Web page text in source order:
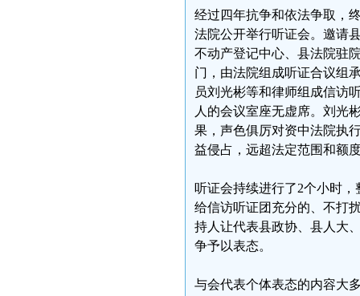
经过四年抗争和依法争取，
法院公开举行听证会。邀请
不动产登记中心、县法院驻
门，由法院组成听证合议组
员刘光彬等和律师组成信访
人的会议室座无虚席。刘光
果，声色俱厉对资中法院执
益侵占，远超法定范围和额
听证会持续进行了2个小时
给信访听证团充分的、不打
持人让代表县政协、县人大
争予以表态。
与会代表个体表态的内容大